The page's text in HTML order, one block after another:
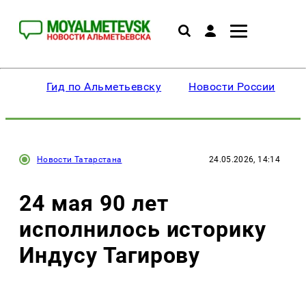
Гид по Альметьевску Новости России
Новости Татарстана 24.05.2026, 14:14
24 мая 90 лет
исполнилось историку
Индусу Тагирову